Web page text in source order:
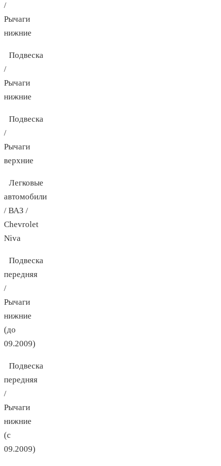
/
Рычаги
нижние
Подвеска
/
Рычаги
нижние
Подвеска
/
Рычаги
верхние
Легковые
автомобили
/ ВАЗ /
Chevrolet
Niva
Подвеска
передняя
/
Рычаги
нижние
(до
09.2009)
Подвеска
передняя
/
Рычаги
нижние
(с
09.2009)